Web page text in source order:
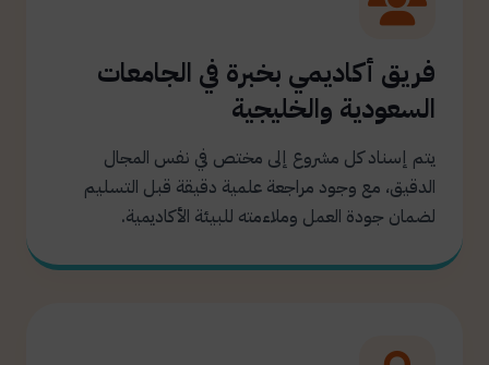
فريق أكاديمي بخبرة في الجامعات
السعودية والخليجية
يتم إسناد كل مشروع إلى مختص في نفس المجال
الدقيق، مع وجود مراجعة علمية دقيقة قبل التسليم
لضمان جودة العمل وملاءمته للبيئة الأكاديمية.